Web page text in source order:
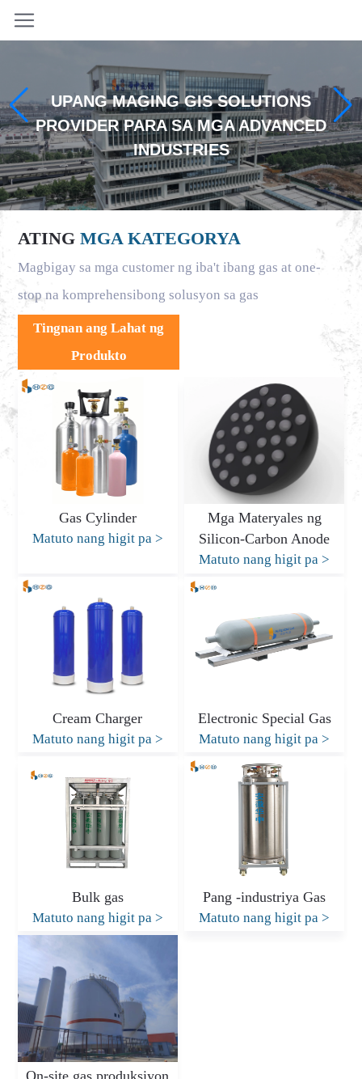
UPANG MAGING GIS SOLUTIONS
PROVIDER PARA SA MGA ADVANCED
INDUSTRIES
ATING MGA KATEGORYA
Magbigay sa mga customer ng iba't ibang gas at one-
stop na komprehensibong solusyon sa gas
Tingnan ang Lahat ng
Produkto
Gas Cylinder
Matuto nang higit pa >
Mga Materyales ng
Silicon-Carbon Anode
Matuto nang higit pa>
Cream Charger
Matuto nang higit pa >
Electronic Special Gas
Matuto nang higit pa>
Bulk gas
Matuto nang higit pa >
Pang -industriya Gas
Matuto nang higit pa>